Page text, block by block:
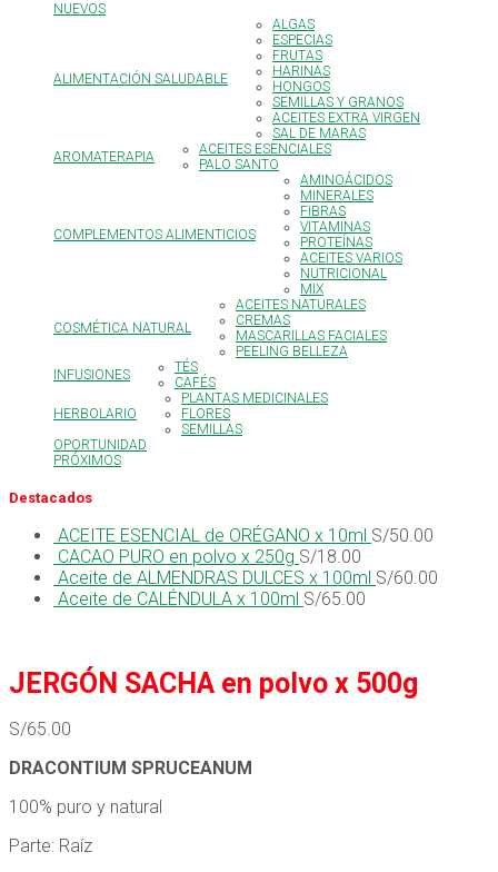
NUEVOS
ALIMENTACIÓN SALUDABLE
ALGAS
ESPECIAS
FRUTAS
HARINAS
HONGOS
SEMILLAS Y GRANOS
ACEITES EXTRA VIRGEN
SAL DE MARAS
AROMATERAPIA
ACEITES ESENCIALES
PALO SANTO
COMPLEMENTOS ALIMENTICIOS
AMINOÁCIDOS
MINERALES
FIBRAS
VITAMINAS
PROTEÍNAS
ACEITES VARIOS
NUTRICIONAL
MIX
COSMÉTICA NATURAL
ACEITES NATURALES
CREMAS
MASCARILLAS FACIALES
PEELING BELLEZA
INFUSIONES
TÉS
CAFÉS
HERBOLARIO
PLANTAS MEDICINALES
FLORES
SEMILLAS
OPORTUNIDAD
PRÓXIMOS
Destacados
ACEITE ESENCIAL de ORÉGANO x 10ml S/50.00
CACAO PURO en polvo x 250g S/18.00
Aceite de ALMENDRAS DULCES x 100ml S/60.00
Aceite de CALÉNDULA x 100ml S/65.00
JERGÓN SACHA en polvo x 500g
S/65.00
DRACONTIUM SPRUCEANUM
100% puro y natural
Parte: Raíz